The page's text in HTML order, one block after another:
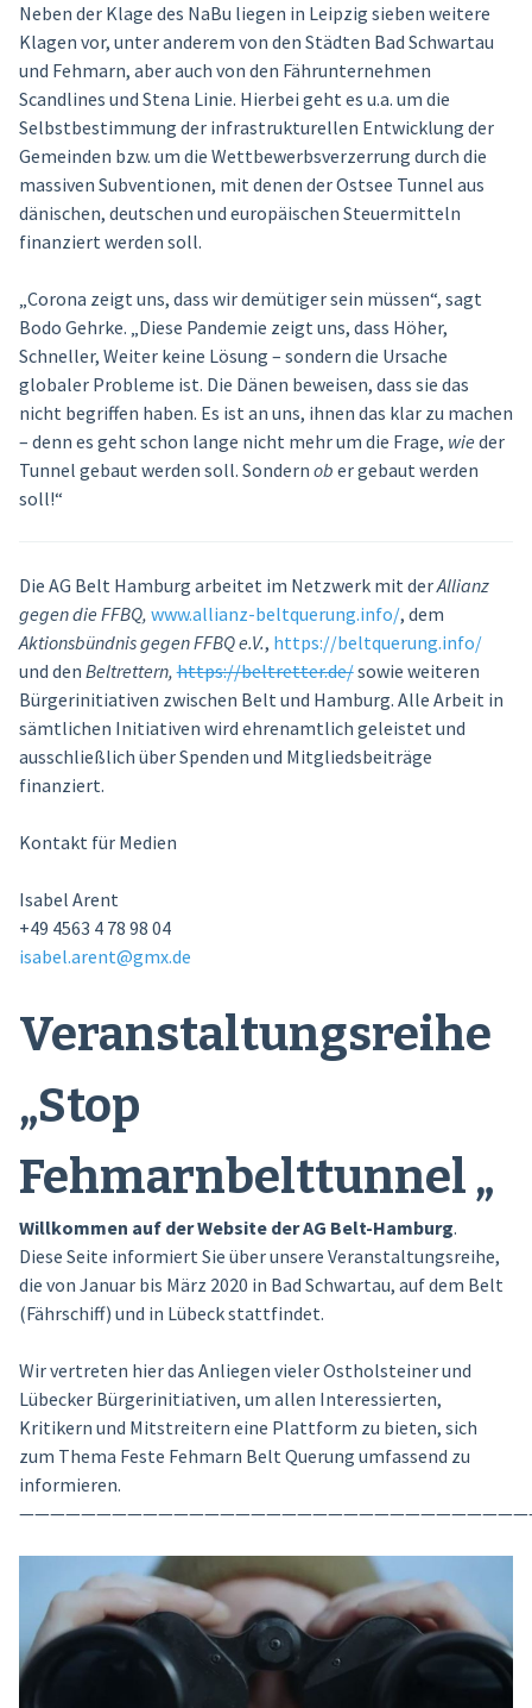
Neben der Klage des NaBu liegen in Leipzig sieben weitere
Klagen vor, unter anderem von den Städten Bad Schwartau
und Fehmarn, aber auch von den Fährunternehmen
Scandlines und Stena Linie. Hierbei geht es u.a. um die
Selbstbestimmung der infrastrukturellen Entwicklung der
Gemeinden bzw. um die Wettbewerbsverzerrung durch die
massiven Subventionen, mit denen der Ostsee Tunnel aus
dänischen, deutschen und europäischen Steuermitteln
finanziert werden soll.
„Corona zeigt uns, dass wir demütiger sein müssen“, sagt
Bodo Gehrke. „Diese Pandemie zeigt uns, dass Höher,
Schneller, Weiter keine Lösung – sondern die Ursache
globaler Probleme ist. Die Dänen beweisen, dass sie das
nicht begriffen haben. Es ist an uns, ihnen das klar zu machen
– denn es geht schon lange nicht mehr um die Frage, wie der
Tunnel gebaut werden soll. Sondern ob er gebaut werden
soll!“
Die AG Belt Hamburg arbeitet im Netzwerk mit derAllianz
gegen die FFBQ, www.allianz-beltquerung.info/, dem
Aktionsbündnis gegen FFBQ e.V., https://beltquerung.info/
und den Beltrettern,https://beltretter.de/sowie weiteren
Bürgerinitiativen zwischen Belt und Hamburg. Alle Arbeit in
sämtlichen Initiativen wird ehrenamtlich geleistet und
ausschließlich über Spenden und Mitgliedsbeiträge
finanziert.
Kontakt für Medien
Isabel Arent
+49 4563 4 78 98 04
isabel.arent@gmx.de
Veranstaltungsreihe
„Stop
Fehmarnbelttunnel „
Willkommen auf der Website der AG Belt-Hamburg.
Diese Seite informiert Sie über unsere Veranstaltungsreihe,
die von Januar bis März 2020 in Bad Schwartau, auf dem Belt
(Fährschiff) und in Lübeck stattfindet.
Wir vertreten hier das Anliegen vieler Ostholsteiner und
Lübecker Bürgerinitiativen, um allen Interessierten,
Kritikern und Mitstreitern eine Plattform zu bieten, sich
zum Thema Feste Fehmarn Belt Querung umfassend zu
informieren.